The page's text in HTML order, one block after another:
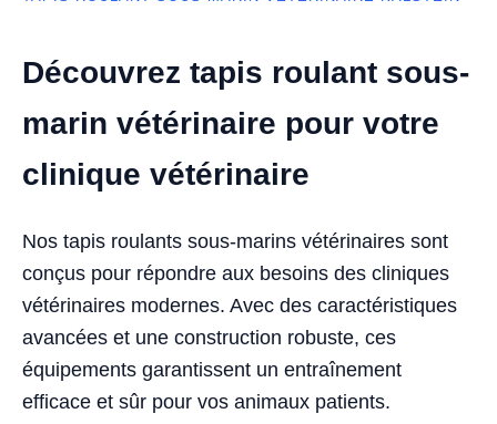
Découvrez tapis roulant sous-
marin vétérinaire pour votre
clinique vétérinaire
Nos tapis roulants sous-marins vétérinaires sont
conçus pour répondre aux besoins des cliniques
vétérinaires modernes. Avec des caractéristiques
avancées et une construction robuste, ces
équipements garantissent un entraînement
efficace et sûr pour vos animaux patients.